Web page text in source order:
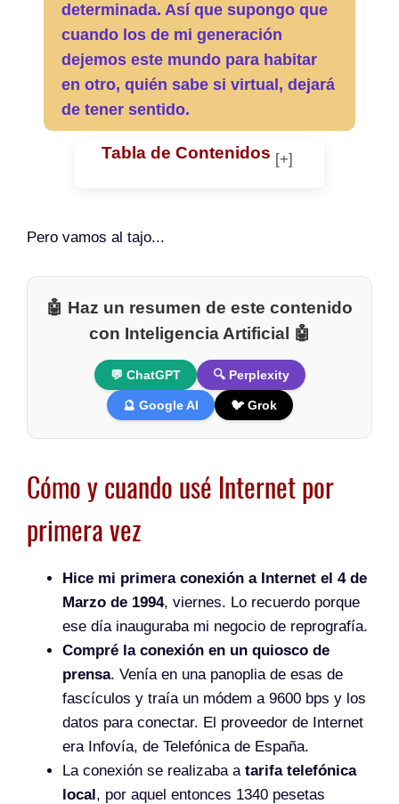
determinada. Así que supongo que
cuando los de mi generación
dejemos este mundo para habitar
en otro, quién sabe si virtual, dejará
de tener sentido.
Tabla de Contenidos
Pero vamos al tajo...
🤖 Haz un resumen de este contenido
con Inteligencia Artificial 🤖
💬 ChatGPT 🔍 Perplexity
🔮 Google AI 🐦 Grok
Cómo y cuando usé Internet por
primera vez
Hice mi primera conexión a Internet el 4 de
Marzo de 1994, viernes. Lo recuerdo porque
ese día inauguraba mi negocio de reprografía.
Compré la conexión en un quiosco de
prensa. Venía en una panoplia de esas de
fascículos y traía un módem a 9600 bps y los
datos para conectar. El proveedor de Internet
era Infovía, de Telefónica de España.
La conexión se realizaba a tarifa telefónica
local, por aquel entonces 1340 pesetas